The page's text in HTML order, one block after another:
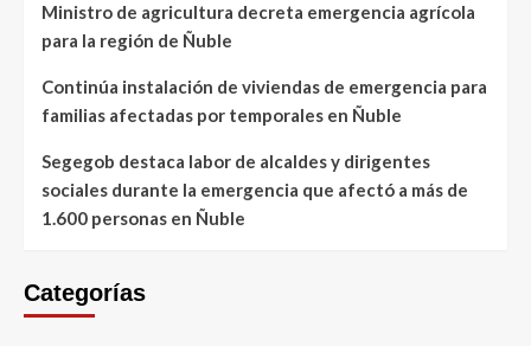
Ministro de agricultura decreta emergencia agrícola
para la región de Ñuble
Continúa instalación de viviendas de emergencia para
familias afectadas por temporales en Ñuble
Segegob destaca labor de alcaldes y dirigentes
sociales durante la emergencia que afectó a más de
1.600 personas en Ñuble
Categorías